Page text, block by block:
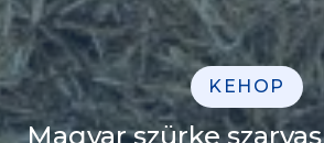
KEHOP
Magyar szürke